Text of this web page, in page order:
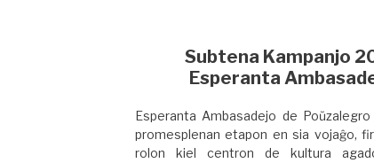
Subtena Kampanjo
Esperanta
Esperanta Ambasadejo de
promesplenan etapon en sia vojaĝo,
rolon kiel centron de kultura